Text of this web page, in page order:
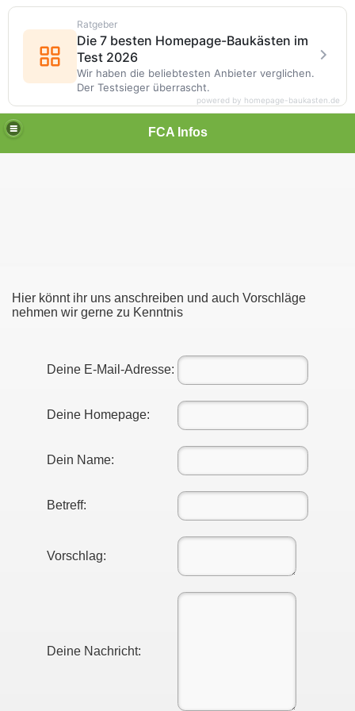
FCA Infos
Hier könnt ihr uns anschreiben und auch Vorschläge
nehmen wir gerne zu Kenntnis
Deine E-Mail-Adresse:
Deine Homepage:
Dein Name:
Betreff:
Vorschlag:
Deine Nachricht:
Ratgeber
Die 7 besten Homepage-Baukästen im
Test 2026
Wir haben die beliebtesten Anbieter verglichen.
Der Testsieger überrascht.
powered by homepage-baukasten.de